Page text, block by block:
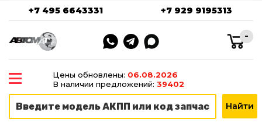
+7 495 6643331 +7 929 9195313
-
Цены обновлены: 06.08.2026
В наличии предложений: 39402